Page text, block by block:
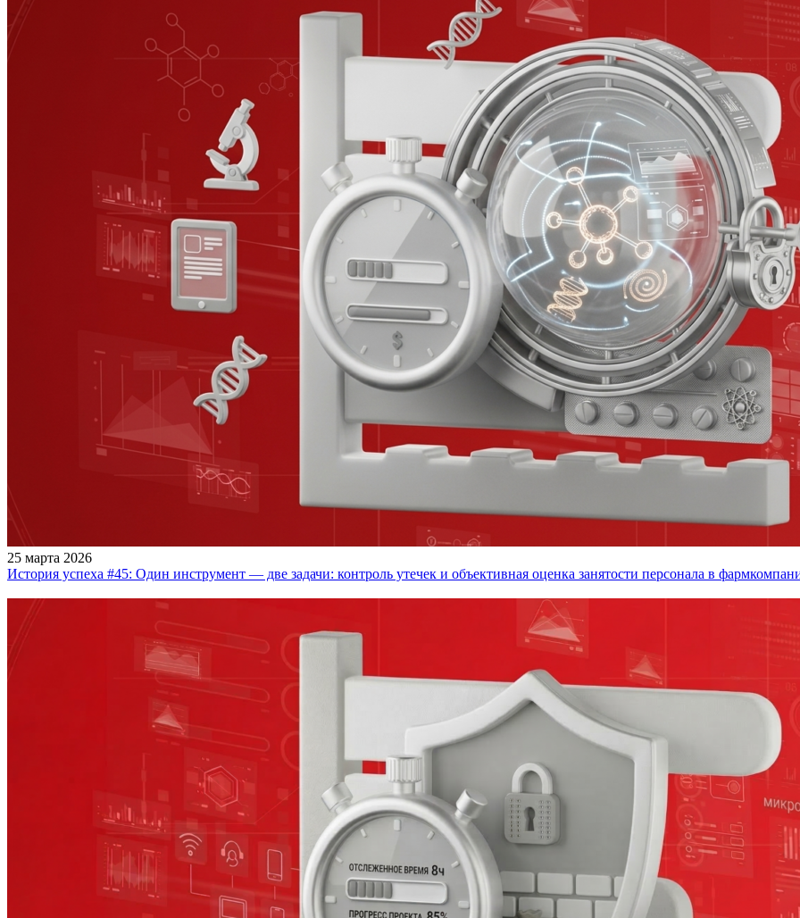
25 марта 2026
История успеха #45: Один инструмент — две задачи: контроль утечек и объективная оценка занятости персонала в